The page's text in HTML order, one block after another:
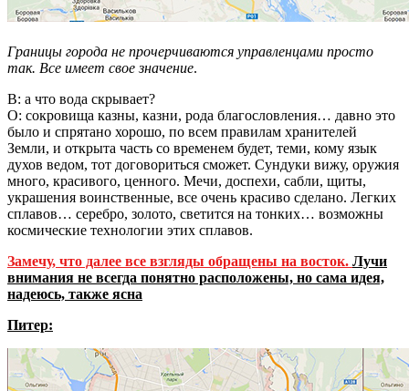
Границы города не прочерчиваются управленцами просто
так. Все имеет свое значение.
В: а что вода скрывает?
О: сокровища казны, казни, рода благословления… давно это
было и спрятано хорошо, по всем правилам хранителей
Земли, и открыта часть со временем будет, теми, кому язык
духов ведом, тот договориться сможет. Сундуки вижу, оружия
много, красивого, ценного. Мечи, доспехи, сабли, щиты,
украшения воинственные, все очень красиво сделано. Легких
сплавов… серебро, золото, светится на тонких… возможны
космические технологии этих сплавов.
Замечу, что далее все взгляды обращены на восток. Лучи
внимания не всегда понятно расположены, но сама идея,
надеюсь, также ясна
Питер: